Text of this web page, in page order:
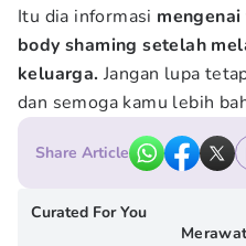
Itu dia informasi
body shaming setelah
keluarga.Jangan lupa
dan semoga kamu lebih
Share Article
Curated For You